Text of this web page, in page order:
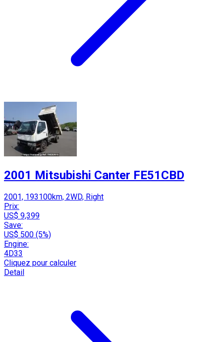
2001 Mitsubishi Canter FE51CBD
2001, 193100km, 2WD, Right
Prix:
US$ 9,399
Save:
US$ 500 (5%)
Engine:
4D33
Cliquez pour calculer
Detail